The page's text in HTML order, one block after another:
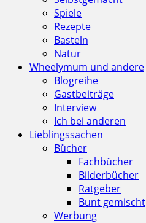
Spiele
Rezepte
Basteln
Natur
Wheelymum und andere
Blogreihe
Gastbeiträge
Interview
Ich bei anderen
Lieblingssachen
Bücher
Fachbücher
Bilderbücher
Ratgeber
Bunt gemischt
Werbung